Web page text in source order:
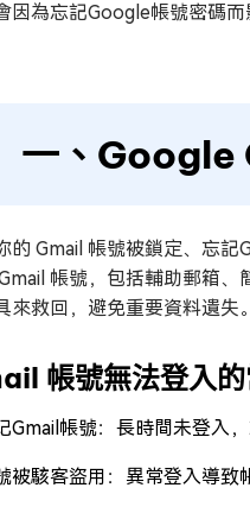
因為忘記Google帳號密碼而
一、Google
的 Gmail 帳號被鎖定、忘
帳號，包括輔助郵箱
來救回，避免重要資料遺失。
帳號無法登入的
Gmail帳號：長時間未登入，
被駭客盜用：異常登入導致